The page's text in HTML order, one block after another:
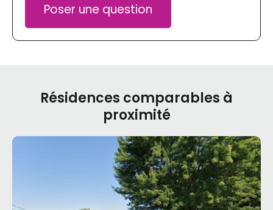
Poser une question
Résidences comparables à
proximité